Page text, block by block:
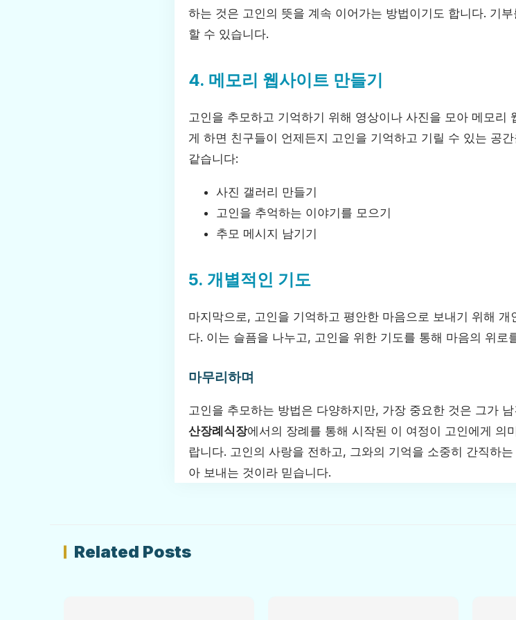
하는 것은 고인의 뜻을 계속 이어가는 방법이기도 합니다. 기
할 수 있습니다.
4. 메모리 웹사이트 만들기
고인을 추모하고 기억하기 위해 영상이나 사진을 모아 메모리
게 하면 친구들이 언제든지 고인을 기억하고 기릴 수 있는 공
같습니다:
사진 갤러리 만들기
고인을 추억하는 이야기를 모으기
추모 메시지 남기기
5. 개별적인 기도
마지막으로, 고인을 기억하고 평안한 마음으로 보내기 위해
다. 이는 슬픔을 나누고, 고인을 위한 기도를 통해 마음의 위로
마무리하며
고인을 추모하는 방법은 다양하지만, 가장 중요한 것은 그가
산장례식장에서의 장례를 통해 시작된 이 여정이 고인에게 의
랍니다. 고인의 사랑을 전하고, 그와의 기억을 소중히 간직하
아 보내는 것이라 믿습니다.
Related Posts